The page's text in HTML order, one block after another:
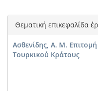
Θεματική επικεφαλίδα
Ασθενίδης, Α. Μ. Επιτομή
Τουρκικού Κράτους